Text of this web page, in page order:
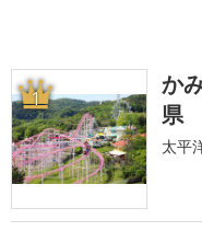
1
か
県
太平